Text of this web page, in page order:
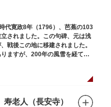
代寛政8年（1796）、芭蕉の103
されました。この句碑、元は浅
戦後この地に移建されました。
ますが、200年の風雪を経て、
ます。
老人（長安寺）